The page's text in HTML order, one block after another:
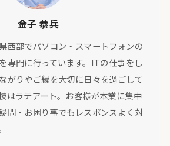
金子 恭兵
西部でパソコン・スマートフォンの
専門に行っています。ITの仕事をし
がりやご縁を大切に日々を過ごして
はラテアート。お客様が本業に集中
問・お困り事でもレスポンスよく対